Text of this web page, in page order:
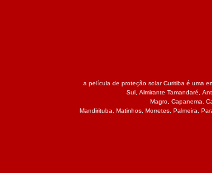
a película de proteção solar Curitiba é uma
Sul ,Almirante Tamandaré ,
Magro, Capanema
Mandirituba
Matinhos, Morretes, Palmeira